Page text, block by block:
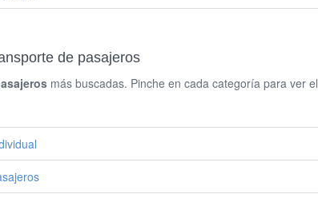
de pasajeros
más buscadas. Pinche en cada categoría para ver el